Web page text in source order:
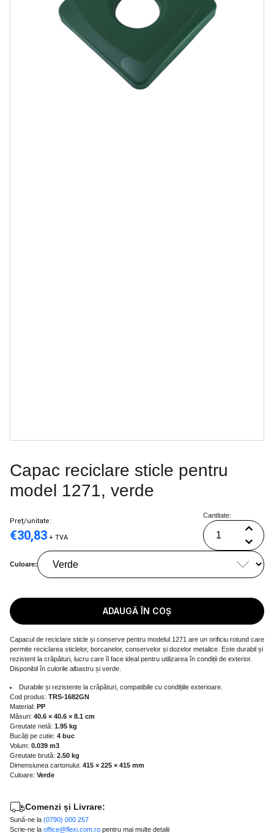
Capac reciclare sticle pentru
model 1271, verde
Preț/unitate:
€30,83 + TVA
Cantitate:
Culoare:
ADAUGĂ ÎN COȘ
Capacul de reciclare sticle și conserve pentru modelul 1271 are un orificiu rotund care
permite reciclarea sticlelor, borcanelor, conservelor și dozelor metalice. Este durabil și
rezistent la crăpături, lucru care îl face ideal pentru utilizarea în condiții de exterior.
Disponibil în culorile albastru și verde.
Durabile și rezistente la crăpături, compatibile cu condițiile exterioare.
Cod produs: TRS-1682GN
Material: PP
Măsuri: 40.6 × 40.6 × 8.1 cm
Greutate netă: 1.95 kg
Bucăți pe cutie: 4 buc
Volum: 0.039 m3
Greutate brută: 2.50 kg
Dimensiunea cartonului: 415 × 225 × 415 mm
Culoare: Verde
Comenzi și Livrare:
Sună-ne la (0790) 000 257
Scrie-ne la office@flexi.com.ro pentru mai multe detalii